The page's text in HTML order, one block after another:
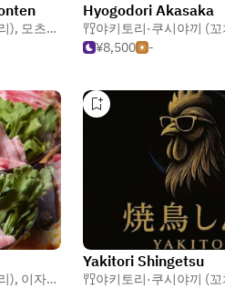
), 모츠나베(곱창 전골) ,이자카야
Hyogodori Akasaka
야키토리·쿠시야끼 (
¥8,500
-
), 이자카야
Yakitori Shingetsu
야키토리·쿠시야끼 (